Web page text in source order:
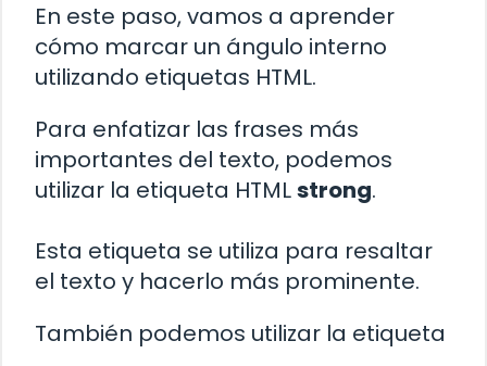
En este paso, vamos a aprender
cómo marcar un ángulo interno
utilizando etiquetas HTML.
Para enfatizar las frases más
importantes del texto, podemos
utilizar la etiqueta HTMLstrong.
Esta etiqueta se utiliza para resaltar
el texto y hacerlo más prominente.
También podemos utilizar la etiqueta